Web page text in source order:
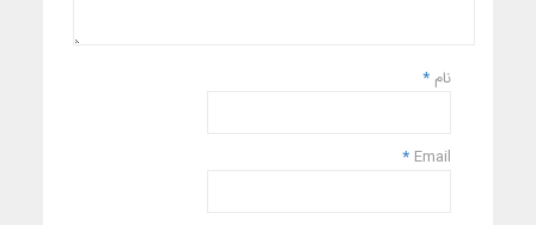
نام *
Email
*